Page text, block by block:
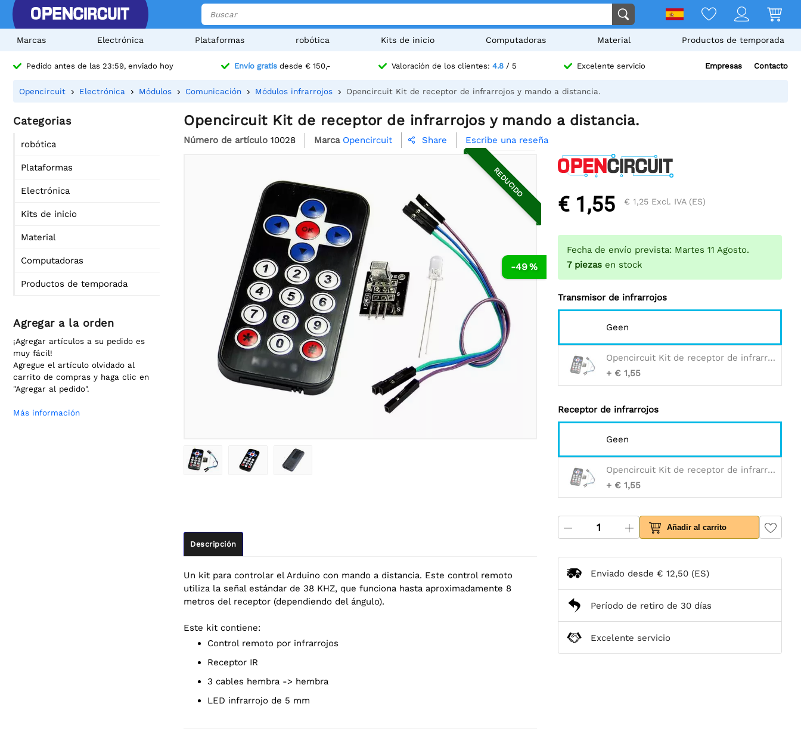
Marcas Electrónica Plataformas robótica Kits de inicio Computadoras Material Productos de temporada
Pedido antes de las 23:59, enviado hoy Envío gratisdesde € 150,- Valoración de los clientes: 4.8/ 5 Excelente servicio Empresas Contacto
Opencircuit Electrónica Módulos Comunicación Módulos infrarrojos Opencircuit Kit de receptor de infrarrojos y mando a distancia.
Categorias
robótica
Plataformas
Electrónica
Kits de inicio
Material
Computadoras
Productos de temporada
Agregar a la orden
¡Agregar artículos a su pedido es
muy fácil!
Agregue el artículo olvidado al
carrito de compras y haga clic en
"Agregar al pedido".
Más información
Opencircuit Kit de receptor de infrarrojos y mando a distancia.
Número de artículo 10028 Marca Opencircuit  Share Escribe una reseña
-49 %
REDUCIDO
Descripción
Un kit para controlar el Arduino con mando a distancia. Este control remoto
utiliza la señal estándar de 38 KHZ, que funciona hasta aproximadamente 8
metros del receptor (dependiendo del ángulo).
Este kit contiene:
control remoto por infrarrojos
receptor IR
3 cables hembra -> hembra
LED infrarrojo de 5 mm
€ 1,55 € 1,25 Excl. IVA (ES)
Fecha de envío prevista: Martes 11 Agosto.
7piezas en stock
Transmisor de infrarrojos
Geen
Opencircuit Kit de receptor de infrarrojos y mando a distancia.
+ € 1,55
Receptor de infrarrojos
Geen
Opencircuit Kit de receptor de infrarrojos y mando a distancia.
+ € 1,55
Añadir al carrito
Enviado desde € 12,50 (ES)
Período de retiro de 30 días
Excelente servicio